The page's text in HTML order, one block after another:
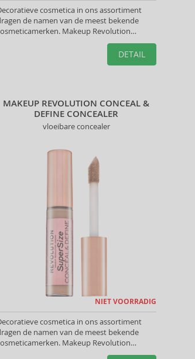
cosmetica in ons assortiment
de namen van de meest bekende
Makeup Revolution
Markeerstiften helpen u de perfecte look te
DETAIL
MAKEUP REVOLUTION CONCEAL &
DEFINE CONCEALER
vloeibare concealer
NIET VOORRADIG
cosmetica in ons assortiment
de namen van de meest bekende
Makeup Revolution
Verbergers helpen u de perfecte look te